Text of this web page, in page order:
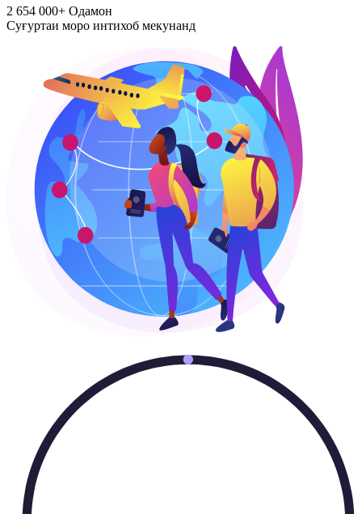
2 654 000+ Одамон
Суғуртаи моро интихоб мекунанд